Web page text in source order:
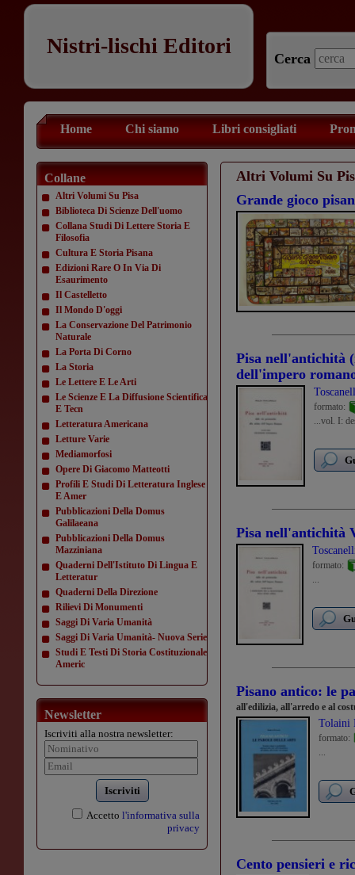
Nistri-lischi Editori
Cerca
Home Chi siamo Libri consigliati
Collane
Altri Volumi Su Pisa
Biblioteca Di Scienze Dell'uomo
Collana Studi Di Lettere Storia E
Filosofia
Cultura E Storia Pisana
Edizioni Rare O In Via Di
Esaurimento
Il Castelletto
Il Mondo D'oggi
La Conservazione Del Patrimonio
Naturale
La Porta Di Corno
La Storia
Le Lettere E Le Arti
Le Scienze E La Diffusione Scientifica
E Tecn
Letteratura Americana
Letture Varie
Mediamorfosi
Opere Di Giacomo Matteotti
Profili E Studi Di Letteratura Inglese
E Amer
Pubblicazioni Della Domus
Galilaeana
Pubblicazioni Della Domus
Mazziniana
Quaderni Dell'Istituto Di Lingua E
Letteratur
Quaderni Della Direzione
Rilievi Di Monumenti
Saggi Di Varia Umanità
Saggi Di Varia Umanità- Nuova Serie
Studi E Testi Di Storia Costituzionale
Americ
Newsletter
Iscriviti alla nostra newsletter:
Iscriviti
Accetto l'informativa sulla
privacy
Altri Volumi Su
Grande gioco
Pisa nell'antichità
dell'impero
formato:
...vol. I:
Pisa nell'antichità
formato:
...
Pisano antico: le
all'edilizia, all'arredo e al
Tolaini
formato:
...
Cento pensieri e